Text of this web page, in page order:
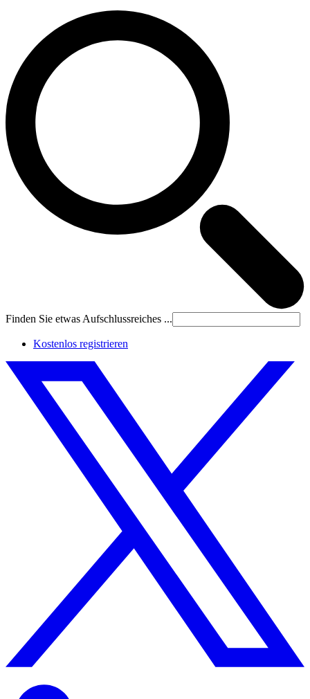
Finden Sie etwas Aufschlussreiches ...
Kostenlos registrieren